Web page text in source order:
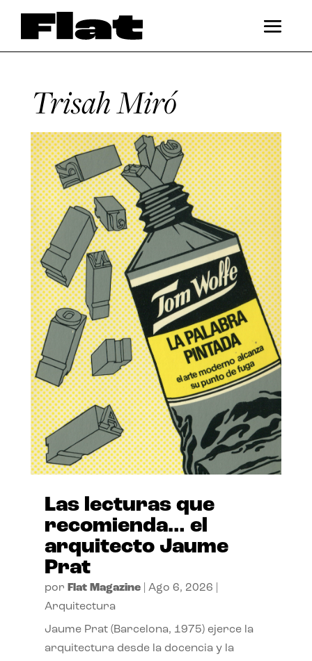
Trisah Miró
Las lecturas que
recomienda… el
arquitecto Jaume
Prat
por Flat Magazine| Ago 6, 2026
Arquitectura
Jaume Prat (Barcelona, 1975) ejerce la
arquitectura desde la docencia y la